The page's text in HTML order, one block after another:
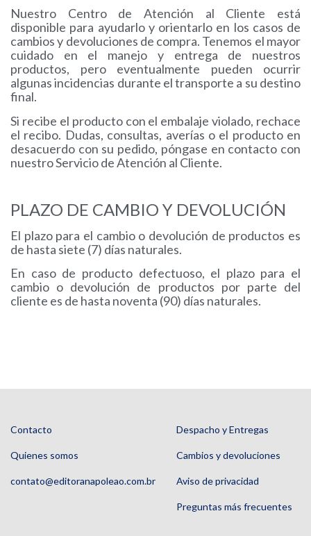
Nuestro Centro de Atención al Cliente está
disponible para ayudarlo y orientarlo en los casos de
cambios y devoluciones de compra. Tenemos el mayor
cuidado en el manejo y entrega de nuestros
productos, pero eventualmente pueden ocurrir
algunas incidencias durante el transporte a su destino
final.
Si recibe el producto con el embalaje violado, rechace
el recibo. Dudas, consultas, averías o el producto en
desacuerdo con su pedido, póngase en contacto con
nuestro Servicio de Atención al Cliente.
PLAZO DE CAMBIO Y DEVOLUCIÓN
El plazo para el cambio o devolución de productos es
de hasta siete (7) días naturales.
En caso de producto defectuoso, el plazo para el
cambio o devolución de productos por parte del
cliente es de hasta noventa (90) días naturales.
Contacto
Quienes somos
contato@editoranapoleao.com.br
Despacho y Entregas
Cambios y devoluciones
Aviso de privacidad
Preguntas más frecuentes